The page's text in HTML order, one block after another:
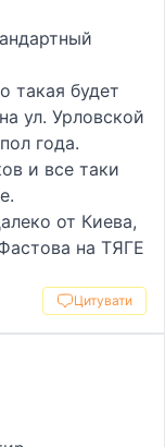
такая будет
ул. Урловской
года.
и все таки
от Киева,
на ТЯГЕ
Цитувати